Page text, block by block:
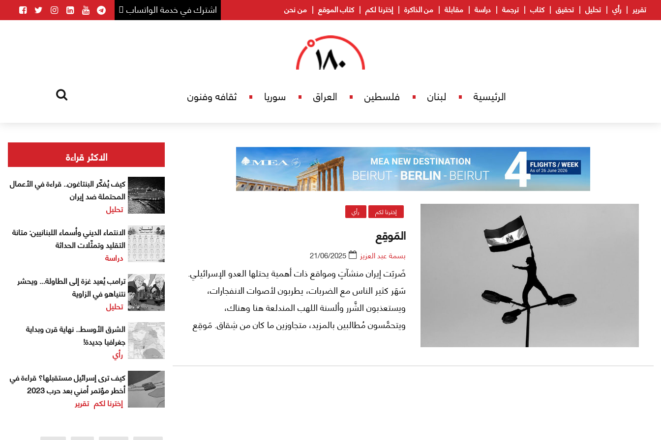
اشترك في خدمة الواتساب تقرير رأي تحليل تحقيق كتاب ترجمة دراسة مقابلة من الذاكرة إخترنا لكم كتاب الموقع من نحن
الرئيسية لبنان فلسطين العراق سوريا ثقافه وفنون
إخترنا لكم رأي
المَوقِع
بسمة عبد العزيز 21/06/2025
ضَربَت إيران منشآتٍ ومواقع ذات أهمية يحتلها العدو الإسرائيلي.
سَهَر كثير الناس مع الضربات، يطربون لأصوات الانفجارات،
ويستعذبون الشَّرر وألسنة اللهب المندلعة هنا وهناك،
ويتحمَّسون مُطالبين بالمزيد، متجاوزين ما كان من شِقاق. مَوقِع
الاكثر قراءة
كيف يُفكّر البنتاغون.. قراءة في الأعمال
المحتملة ضد إيران
تحليل
الانتماء الديني وأسماء اللبنانيين: متانة
التقليد وتمثّلات الحداثة
دراسة
ترامب يُعيد غزة إلى الطاولة... ويحشر
نتنياهو في الزاوية
تحليل
الشرق الأوسط.. نهاية قرن وبداية
جغرافيا جديدة!
رأي
كيف ترى إسرائيل مستقبلها؟ قراءة في
أخطر مؤتمر أمني بعد حرب 2023
إخترنا لكم تقرير